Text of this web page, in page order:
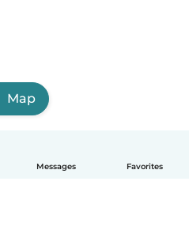
Messages Favorites
Map